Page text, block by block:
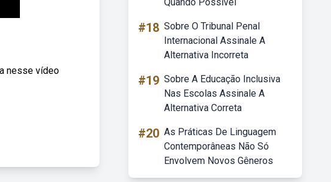
nesse vídeo
#18 Sobre O Tribunal Penal
Internacional Assinale A
Alternativa Incorreta
#19 Sobre A Educação Inclusiva
Nas Escolas Assinale A
Alternativa Correta
#20 As Práticas De Linguagem
Contemporâneas Não Só
Envolvem Novos Gêneros